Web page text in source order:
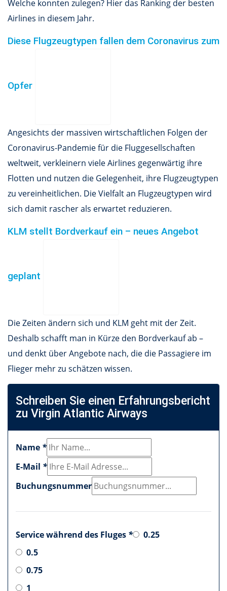
Welche konnten zulegen? Hier das Ranking der besten
Airlines in diesem Jahr.
Diese Flugzeugtypen fallen dem Coronavirus zum
Opfer
Angesichts der massiven wirtschaftlichen Folgen der
Coronavirus-Pandemie für die Fluggesellschaften
weltweit, verkleinern viele Airlines gegenwärtig ihre
Flotten und nutzen die Gelegenheit, ihre Flugzeugtypen
zu vereinheitlichen. Die Vielfalt an Flugzeugtypen wird
sich damit rascher als erwartet reduzieren.
KLM stellt Bordverkauf ein – neues Angebot
geplant
Die Zeiten ändern sich und KLM geht mit der Zeit.
Deshalb schafft man in Kürze den Bordverkauf ab –
und denkt über Angebote nach, die die Passagiere im
Flieger mehr zu schätzen wissen.
Schreiben Sie einen Erfahrungsbericht
zu Virgin Atlantic Airways
Name *
E-Mail *
Buchungsnummer
Service während des Fluges *
0.25
0.5
0.75
1